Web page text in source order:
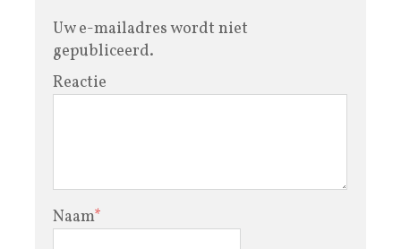
Uw e-mailadres wordt niet
gepubliceerd.
Reactie
Naam*